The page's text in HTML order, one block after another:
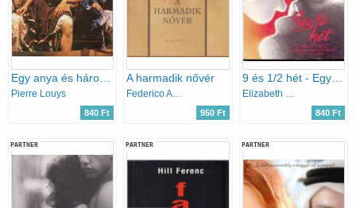
Pierre Louys
840 Ft
A harmadik nővér
Federico Andahazi
950 Ft
9 és 1/2 hét - Egy szerelmi kapcsolat emléke
Elizabeth McNeill
840 Ft
PARTNER PARTNER PARTNER